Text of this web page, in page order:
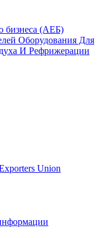
бизнеса (АЕБ)
Оборудования Для
И Рефрижерации
Union